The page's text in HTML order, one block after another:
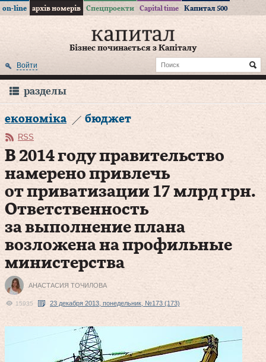
on-line архів номерів Спецпроекти Capital time Капитал 500
Бізнес починається з Капіталу
Войти
разделы
економіка бюджет
RSS
В 2014 году правительство
намерено привлечь
от приватизации 17 млрд грн.
Ответственность
за выполнение плана
возложена на профильные
министерства
АНАСТАСИЯ ТОЧИЛОВА
15935 23 декабря 2013, понедельник, №173 (173)